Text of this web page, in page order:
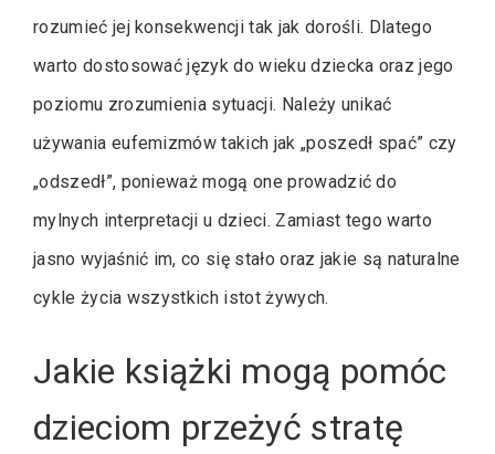
rozumieć jej konsekwencji tak jak dorośli. Dlatego
warto dostosować język do wieku dziecka oraz jego
poziomu zrozumienia sytuacji. Należy unikać
używania eufemizmów takich jak „poszedł spać” czy
„odszedł”, ponieważ mogą one prowadzić do
mylnych interpretacji u dzieci. Zamiast tego warto
jasno wyjaśnić im, co się stało oraz jakie są naturalne
cykle życia wszystkich istot żywych.
Jakie książki mogą pomóc
dzieciom przeżyć stratę